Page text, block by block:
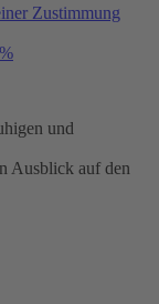
Zustimmung
und
Ausblick auf den